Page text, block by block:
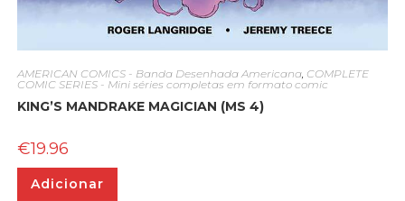
AMERICAN COMICS - Banda Desenhada Americana, COMPLETE
COMIC SERIES - Mini séries completas em formato comic
KING’S MANDRAKE MAGICIAN (MS 4)
€19.96
Adicionar